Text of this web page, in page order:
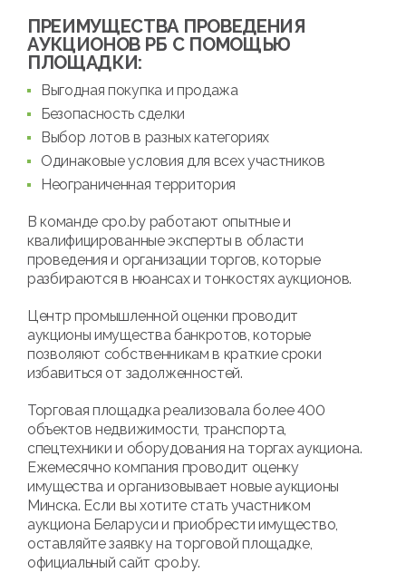
ПРЕИМУЩЕСТВА ПРОВЕДЕНИЯ
АУКЦИОНОВ РБ С ПОМОЩЬЮ
ПЛОЩАДКИ:
Выгодная покупка и продажа
Безопасность сделки
Выбор лотов в разных категориях
Одинаковые условия для всех участников
Неограниченная территория
В команде cpo.by работают опытные и
квалифицированные эксперты в области
проведения и организации торгов, которые
разбираются в нюансах и тонкостях аукционов.
Центр промышленной оценки проводит
аукционы имущества банкротов, которые
позволяют собственникам в краткие сроки
избавиться от задолженностей.
Торговая площадка реализовала более 400
объектов недвижимости, транспорта,
спецтехники и оборудования на торгах аукциона.
Ежемесячно компания проводит оценку
имущества и организовывает новые аукционы
Минска. Если вы хотите стать участником
аукциона Беларуси и приобрести имущество,
оставляйте заявку на торговой площадке,
официальный сайт cpo.by.